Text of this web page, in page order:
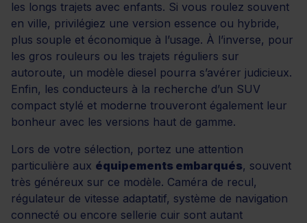
les longs trajets avec enfants. Si vous roulez souvent
en ville, privilégiez une version essence ou hybride,
plus souple et économique à l’usage. À l’inverse, pour
les gros rouleurs ou les trajets réguliers sur
autoroute, un modèle diesel pourra s’avérer judicieux.
Enfin, les conducteurs à la recherche d’un SUV
compact stylé et moderne trouveront également leur
bonheur avec les versions haut de gamme.
Lors de votre sélection, portez une attention
particulière aux équipements embarqués, souvent
très généreux sur ce modèle. Caméra de recul,
régulateur de vitesse adaptatif, système de navigation
connecté ou encore sellerie cuir sont autant